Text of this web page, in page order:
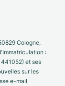
Cologne,
:
et ses
sur les
e-mail